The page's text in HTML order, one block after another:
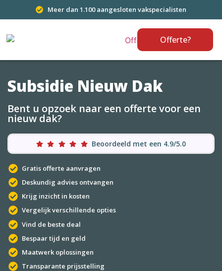
Meer dan 1.100 aangesloten vakspecialisten
Offerte?
Subsidie Nieuw Dak
Bent u opzoek naar een offerte voor een
nieuw dak?
Beoordeeld met een 4.9/5.0
Gratis offerte aanvragen
Deskundig advies ontvangen
Krijg inzicht in kosten
Vergelijk verschillende opties
Vind de beste deal
Bespaar tijd en geld
Maatwerk oplossingen
Transparante prijsstelling